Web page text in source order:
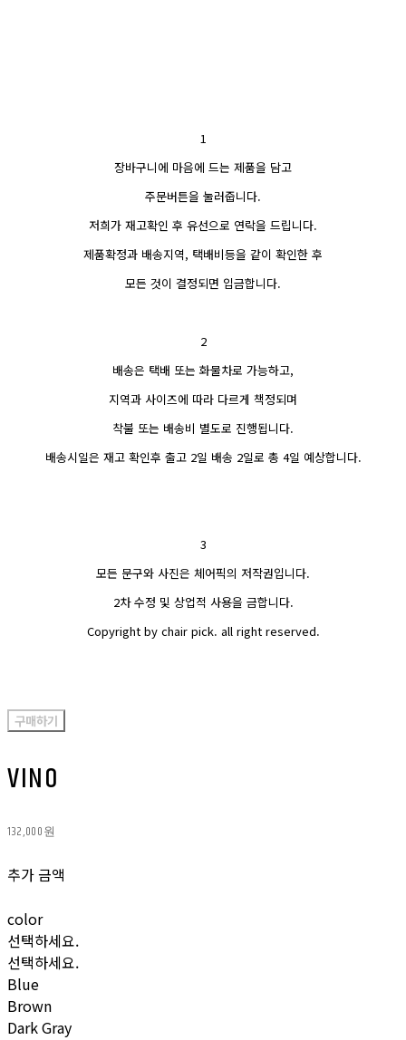
1
장바구니에 마음에 드는 제품을 담고
주문버튼을 눌러줍니다.
저희가 재고확인 후 유선으로 연락을 드립니다.
제품확정과 배송지역, 택배비등을 같이 확인한 후
모든 것이 결정되면 입금합니다.
2
배송은 택배 또는 화물차로 가능하고,
지역과 사이즈에 따라 다르게 책정되며
착불 또는 배송비 별도로 진행됩니다.
배송시일은 재고 확인후 출고 2일 배송 2일로 총 4일 예상합니다.
3
모든 문구와 사진은 체어픽의 저작권입니다.
2차 수정 및 상업적 사용을 금합니다.
Copyright by chair pick. all right reserved.
구매하기
VINO
132,000원
추가 금액
color
선택하세요.
선택하세요.
Blue
Brown
Dark Gray